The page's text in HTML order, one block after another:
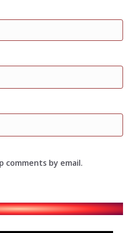
comments by email.